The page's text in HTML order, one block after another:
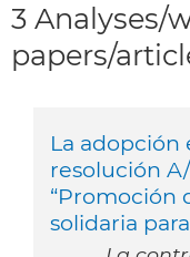
3 Analyses/
papers/
La adopción
resolución
“Promoción
solidaria